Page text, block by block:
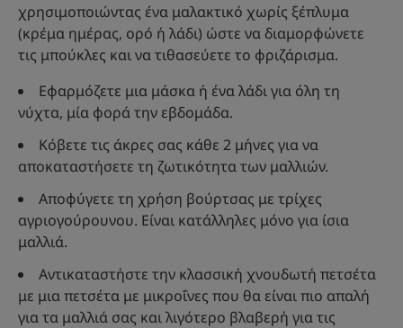
χρησιμοποιώντας ένα μαλακτικό χωρίς ξέπλυμα
(κρέμα ημέρας, ορό ή λάδι) ώστε να διαμορφώνετε
τις μπούκλες και να τιθασεύετε το φριζάρισμα.
Εφαρμόζετε μια μάσκα ή ένα λάδι για όλη τη
νύχτα, μία φορά την εβδομάδα.
Κόβετε τις άκρες σας κάθε 2 μήνες για να
αποκαταστήσετε τη ζωτικότητα των μαλλιών.
Αποφύγετε τη χρήση βούρτσας με τρίχες
αγριογούρουνου. Είναι κατάλληλες μόνο για ίσια
μαλλιά.
Αντικαταστήστε την κλασσική χνουδωτή πετσέτα
με μια πετσέτα με μικροΐνες που θα είναι πιο απαλή
για τα μαλλιά σας και λιγότερο βλαβερή για τις